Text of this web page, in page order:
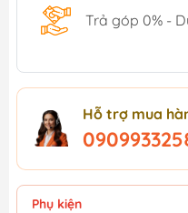
Trả góp 0% -
Hỗ trợ mua
Phụ kiện